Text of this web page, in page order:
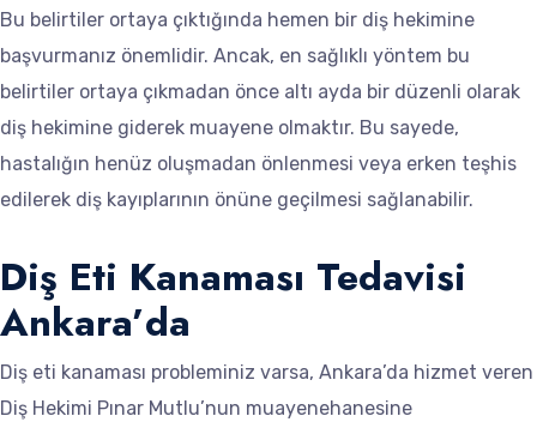
Bu belirtiler ortaya çıktığında hemen bir diş hekimine
başvurmanız önemlidir. Ancak, en sağlıklı yöntem bu
belirtiler ortaya çıkmadan önce altı ayda bir düzenli olarak
diş hekimine giderek muayene olmaktır. Bu sayede,
hastalığın henüz oluşmadan önlenmesi veya erken teşhis
edilerek diş kayıplarının önüne geçilmesi sağlanabilir.
Diş Eti Kanaması Tedavisi
Ankara’da
Diş eti kanaması probleminiz varsa, Ankara’da hizmet veren
Diş Hekimi Pınar Mutlu’nun muayenehanesine